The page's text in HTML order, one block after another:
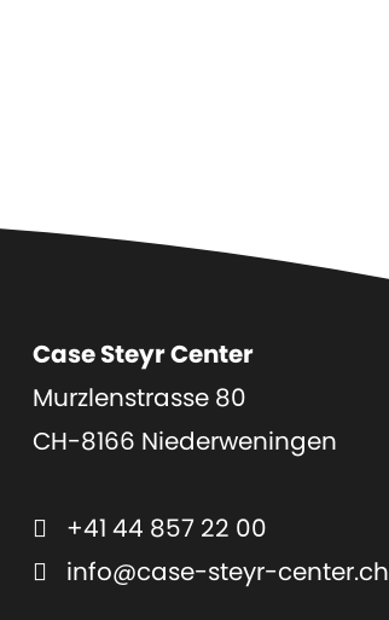
Case Steyr Center
Murzlenstrasse 80
CH-8166 Niederweningen
+41 44 857 22 00
info@case-steyr-center.ch